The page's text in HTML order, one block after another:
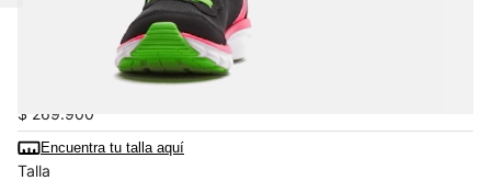
Zapatillas
Tenis de Correr UA Assert 9 AC para Niñas
3024636-001
$ 269.900
Encuentra tu talla aquí
Talla